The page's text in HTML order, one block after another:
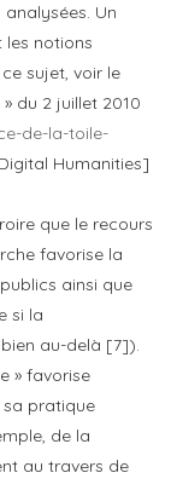
Un
notions
sujet, voir le
du 2 juillet 2010
de-la-toile-
Humanities]
que le recours
favorise la
ainsi que
si la
au-delà [7]).
» favorise
sa pratique
de la
au travers de